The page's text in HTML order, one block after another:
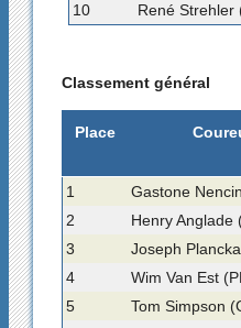
10
René Strehler
Classement général
Place
1 Gastone
2
Henry Anglade
3
Joseph
4
Wim Van Est
5
Tom Simpson